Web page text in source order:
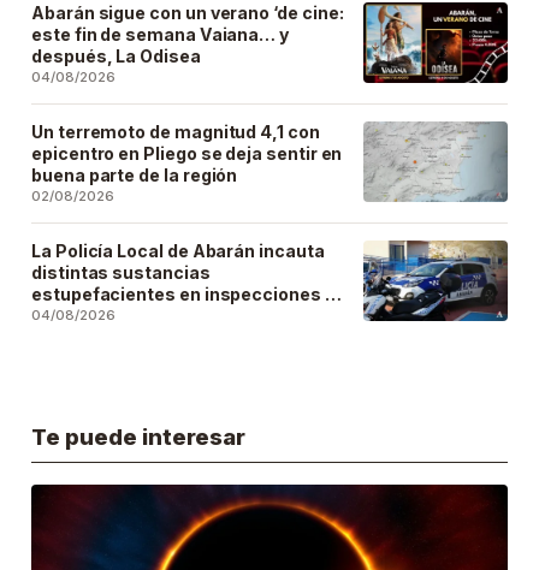
Abarán sigue con un verano ‘de cine:
este fin de semana Vaiana… y
después, La Odisea
04/08/2026
Un terremoto de magnitud 4,1 con
epicentro en Pliego se deja sentir en
buena parte de la región
02/08/2026
La Policía Local de Abarán incauta
distintas sustancias
estupefacientes en inspecciones a
locales públicos del municipio
04/08/2026
Te puede interesar